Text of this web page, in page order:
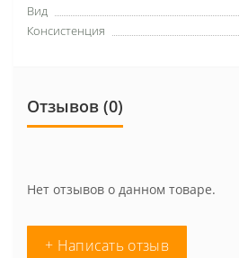
Вид
Консистенция
Отзывов (0)
Нет отзывов о данном товаре.
+ Написать отзыв